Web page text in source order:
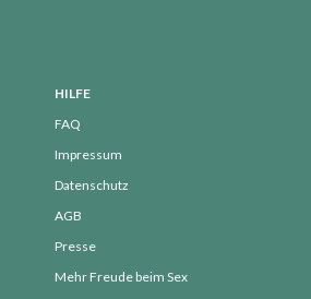
HILFE
FAQ
Impressum
Datenschutz
AGB
Presse
Mehr Freude beim Sex